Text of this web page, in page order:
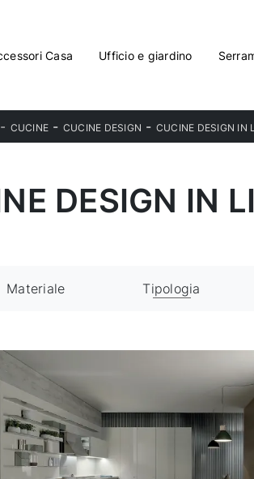
Casa Ufficio e giardino
CUCINE - CUCINE DESIGN - CUCINE DESIGN IN
DESIGN IN
Materiale Tipologia